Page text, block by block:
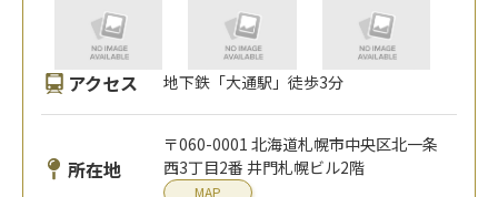
アクセス 地下鉄「大通駅」徒歩3分
所在地
〒060-0001 北海道札幌市中央区北一条
西3丁目2番 井門札幌ビル2階
MAP